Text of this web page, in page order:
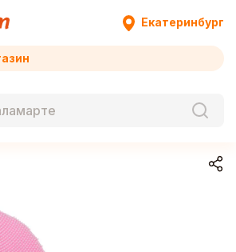
Екатеринбург